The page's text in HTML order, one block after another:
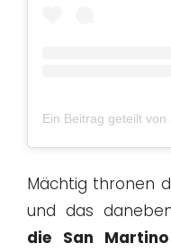
Ein Beitrag geteilt
Mächtig thronen
und das
die San Martino